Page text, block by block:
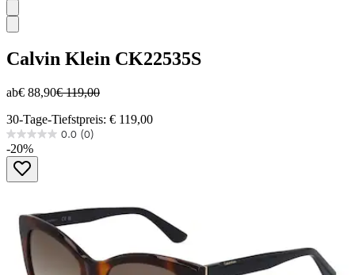
Calvin Klein CK22535S
ab€ 88,90€ 119,00
30-Tage-Tiefstpreis: € 119,00
0.0 (0)
0.0
von
Sternen.
-20%